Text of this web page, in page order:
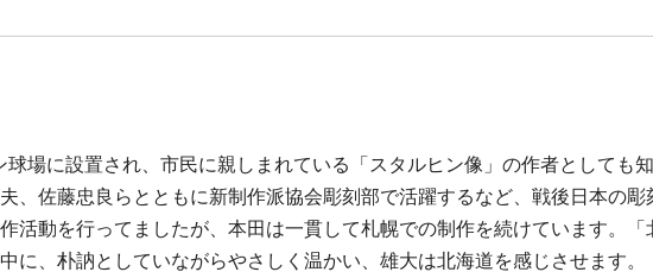
場に設置され、市民に親しまれている「スタルヒン像」の作者としても
、佐藤忠良らとともに新制作派協会彫刻部で活躍するなど、戦後日本の彫
活動を行ってましたが、本田は一貫して札幌での制作を続けています。
に、朴訥としていながらやさしく温かい、雄大は北海道を感じさせます。